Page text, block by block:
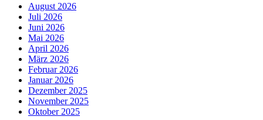
August 2026
Juli 2026
Juni 2026
Mai 2026
April 2026
März 2026
Februar 2026
Januar 2026
Dezember 2025
November 2025
Oktober 2025